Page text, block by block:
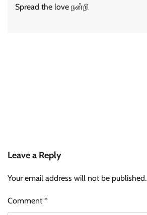
Spread the love நன்றி
Leave a Reply
Your email address will not be published.
Comment*